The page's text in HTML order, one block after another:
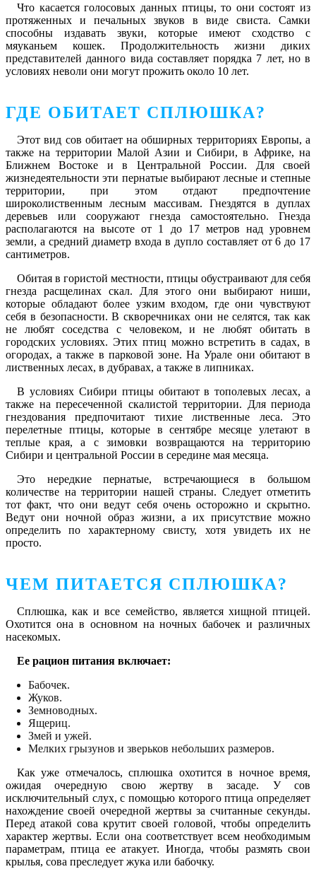
Что касается голосовых данных птицы, то они состоят из
протяженных и печальных звуков в виде свиста. Самки
способны издавать звуки, которые имеют сходство с
мяуканьем кошек. Продолжительность жизни диких
представителей данного вида составляет порядка 7 лет, но в
условиях неволи они могут прожить около 10 лет.
ГДЕ ОБИТАЕТ СПЛЮШКА?
Этот вид сов обитает на обширных территориях Европы, а
также на территории Малой Азии и Сибири, в Африке, на
Ближнем Востоке и в Центральной России. Для своей
жизнедеятельности эти пернатые выбирают лесные и степные
территории, при этом отдают предпочтение
широколиственным лесным массивам. Гнездятся в дуплах
деревьев или сооружают гнезда самостоятельно. Гнезда
располагаются на высоте от 1 до 17 метров над уровнем
земли, а средний диаметр входа в дупло составляет от 6 до 17
сантиметров.
Обитая в гористой местности, птицы обустраивают для себя
гнезда расщелинах скал. Для этого они выбирают ниши,
которые обладают более узким входом, где они чувствуют
себя в безопасности. В скворечниках они не селятся, так как
не любят соседства с человеком, и не любят обитать в
городских условиях. Этих птиц можно встретить в садах, в
огородах, а также в парковой зоне. На Урале они обитают в
лиственных лесах, в дубравах, а также в липниках.
В условиях Сибири птицы обитают в тополевых лесах, а
также на пересеченной скалистой территории. Для периода
гнездования предпочитают тихие лиственные леса. Это
перелетные птицы, которые в сентябре месяце улетают в
теплые края, а с зимовки возвращаются на территорию
Сибири и центральной России в середине мая месяца.
Это нередкие пернатые, встречающиеся в большом
количестве на территории нашей страны. Следует отметить
тот факт, что они ведут себя очень осторожно и скрытно.
Ведут они ночной образ жизни, а их присутствие можно
определить по характерному свисту, хотя увидеть их не
просто.
ЧЕМ ПИТАЕТСЯ СПЛЮШКА?
Сплюшка, как и все семейство, является хищной птицей.
Охотится она в основном на ночных бабочек и различных
насекомых.
Ее рацион питания включает:
Бабочек.
Жуков.
Земноводных.
Ящериц.
Змей и ужей.
Мелких грызунов и зверьков небольших размеров.
Как уже отмечалось, сплюшка охотится в ночное время,
ожидая очередную свою жертву в засаде. У сов
исключительный слух, с помощью которого птица определяет
нахождение своей очередной жертвы за считанные секунды.
Перед атакой сова крутит своей головой, чтобы определить
характер жертвы. Если она соответствует всем необходимым
параметрам, птица ее атакует. Иногда, чтобы размять свои
крылья, сова преследует жука или бабочку.